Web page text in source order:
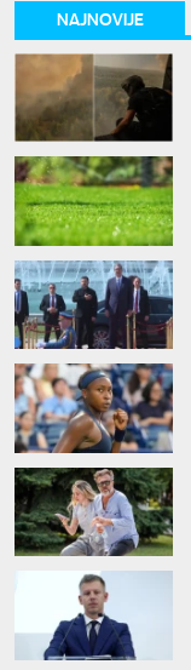
NAJNOVIJE